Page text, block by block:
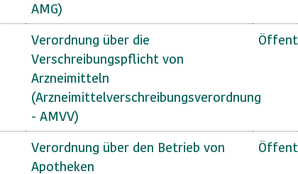
AMG)
Verordnung über die
Verschreibungspflicht von
Arzneimitteln
(Arzneimittelverschreibungsverordnung
- AMVV)
Verordnung über den Betrieb von
Apotheken